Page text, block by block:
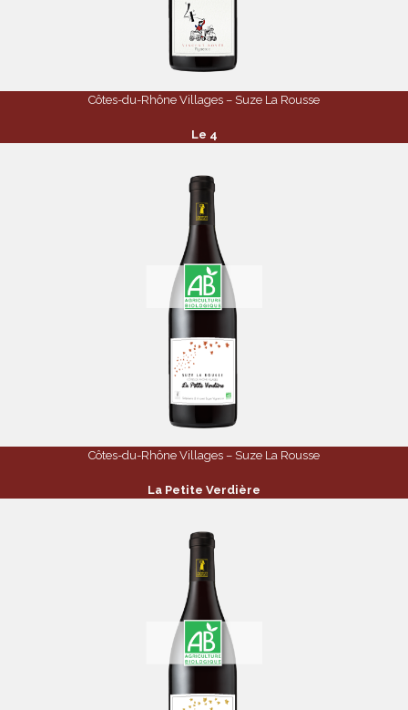
Côtes-du-Rhône Villages – Suze La Rousse
Le 4
Côtes-du-Rhône Villages – Suze La Rousse
La Petite Verdière